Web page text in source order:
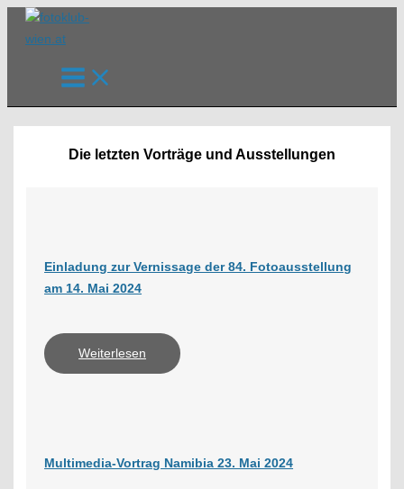
Zum
Inhalt
Die letzten Vorträge und Ausstellungen
Einladung zur Vernissage der 84. Fotoausstellung
am 14. Mai 2024
Weiterlesen
Multimedia-Vortrag Namibia 23. Mai 2024